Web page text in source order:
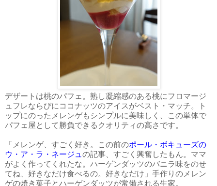
デザートは桃のパフェ。熟し凝縮感のある桃にフロマージ
ュフレならびにココナッツのアイスがベスト・マッチ。ト
ップにのったメレンゲもシンプルに美味しく、この単体で
パフェ屋として勝負できるクオリティの高さです。
「メレンゲ、すごく好き。この前のポール・ボキューズの
ウ・ア・ラ・ネージュ の記事、すごく興奮したもん。ママ
がよく作ってくれたな。ハーゲンダッツのバニラ味をのせ
てね、好きなだけ食べるの。好きなだけ」手作りのメレン
ゲの焼き菓子とハーゲンダッツが常備される生家。